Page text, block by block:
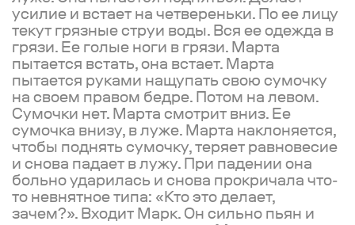
усилие и встает на четвереньки. По ее лицу
текут грязные струи воды. Вся ее одежда в
грязи. Ее голые ноги в грязи. Марта
пытается встать, она встает. Марта
пытается руками нащупать свою сумочку
на своем правом бедре. Потом на левом.
Сумочки нет. Марта смотрит вниз. Ее
сумочка внизу, в луже. Марта наклоняется,
чтобы поднять сумочку, теряет равновесие
и снова падает в лужу. При падении она
больно ударилась и снова прокричала что-
то невнятное типа: «Кто это делает,
зачем?». Входит Марк. Он сильно пьян и